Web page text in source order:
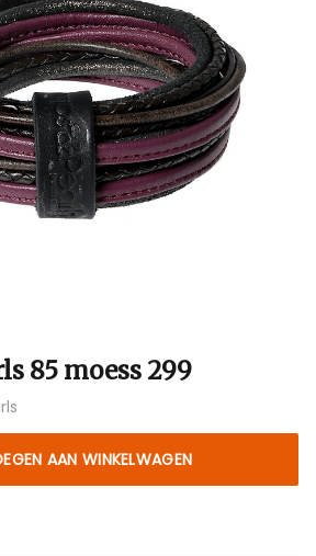
85 moess 299
AAN WINKELWAGEN